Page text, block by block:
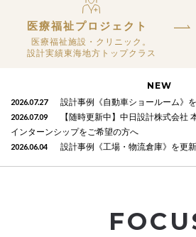
医療福祉プロジェクト
医療福祉施設・クリニック。
設計実績東海地方トップクラス
NEW
2026.07.27 設計事例《自動車ショールーム》
2026.07.09
【随時更新中】中日設計株式会社
インターンシップをご希望の方へ
2026.06.04 設計事例《工場・物流倉庫》を更